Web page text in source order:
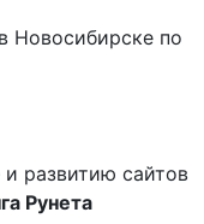
Новосибирске по
и развитию сайтов
Рунета